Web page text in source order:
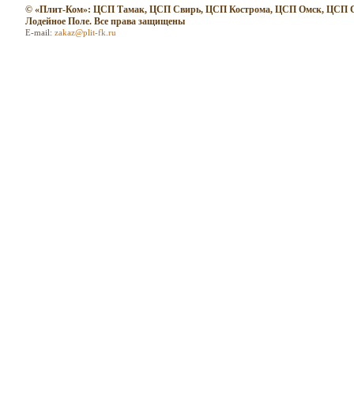
© «Плит-Ком»: ЦСП Тамак, ЦСП Свирь, ЦСП Кострома, ЦСП Омск, ЦСП
Лодейное Поле. Все права защищены
E-mail: zakaz@plit-fk.ru